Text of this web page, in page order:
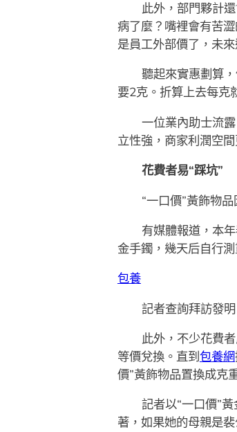
此外，部門夥計
病了麼？嘴裡會有苦
是員工外部價了，未來
聽起來實惠劃算
要2克。折算上去每克
一位業內助士流
立性強，商家利潤空間
花費者易“踩坑”
“一口價”黃飾物
有媒體報道，本
金手鐲，幾天后自行
包養
記者查詢拜訪發
此外，不少花費
等價兌換。直到包養網
價”黃飾物品置換成克
記者以“一口價”
著，如果她的母親是